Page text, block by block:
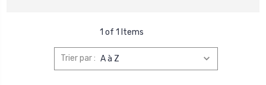
1 of 1 Items
Trier par :